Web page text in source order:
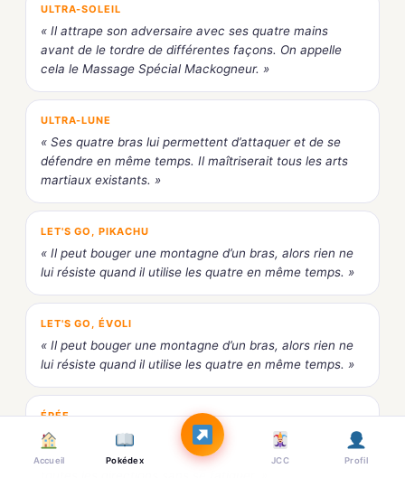
ULTRA-SOLEIL
« Il attrape son adversaire avec ses quatre mains
avant de le tordre de différentes façons. On appelle
cela le Massage Spécial Mackogneur. »
ULTRA-LUNE
« Ses quatre bras lui permettent d’attaquer et de se
défendre en même temps. Il maîtriserait tous les arts
martiaux existants. »
LET'S GO, PIKACHU
« Il peut bouger une montagne d’un bras, alors rien ne
lui résiste quand il utilise les quatre en même temps. »
LET'S GO, ÉVOLI
« Il peut bouger une montagne d’un bras, alors rien ne
lui résiste quand il utilise les quatre en même temps. »
ÉPÉE
« Il peut bouger ses quatre bras à grande vitesse et
frapper du poing ou du tranchant de la main dans
Accueil Pokédex JCC Profil